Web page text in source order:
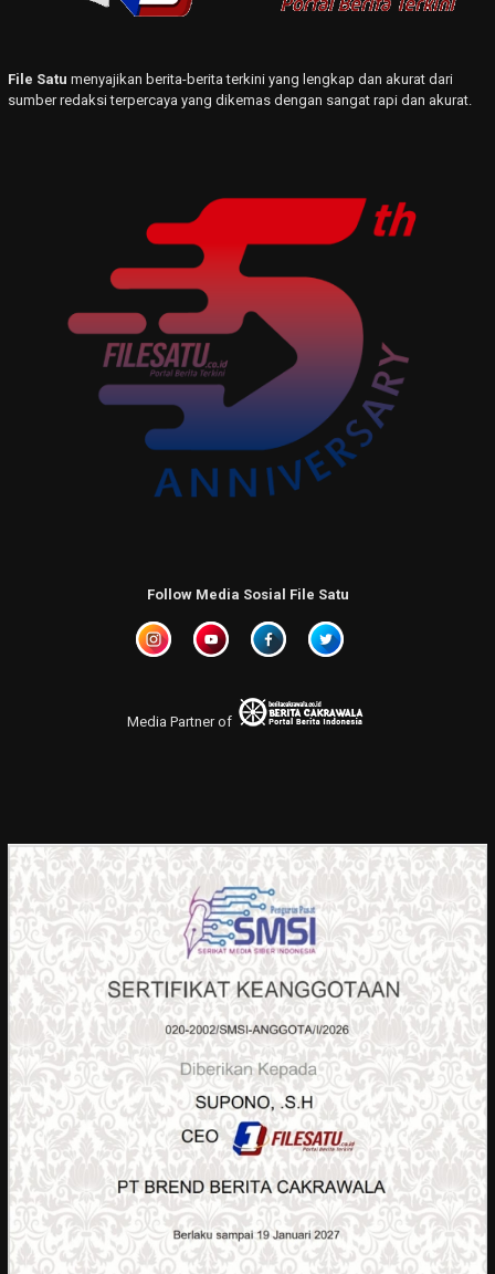
File Satu menyajikan berita-berita terkini yang lengkap dan akurat dari
sumber redaksi terpercaya yang dikemas dengan sangat rapi dan akurat.
Follow Media Sosial File Satu
Media Partner of